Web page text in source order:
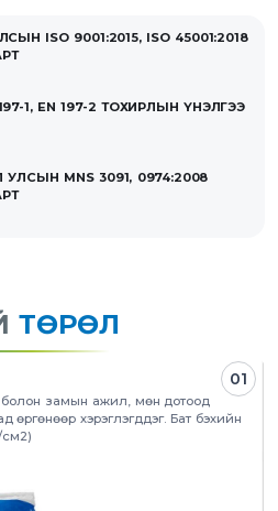
ISO 9001:2015, ISO 45001:2018
1, EN 197-2 ТОХИРЛЫН ҮНЭЛГЭЭ
MNS 3091, 0974:2008
ТӨРӨЛ
01
болон замын ажил, мөн дотоод
хэрэглэгддэг. Бат бэхийн
см2)